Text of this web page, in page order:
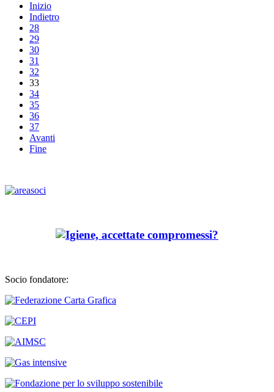
Inizio
Indietro
28
29
30
31
32
33
34
35
36
37
Avanti
Fine
Socio fondatore: